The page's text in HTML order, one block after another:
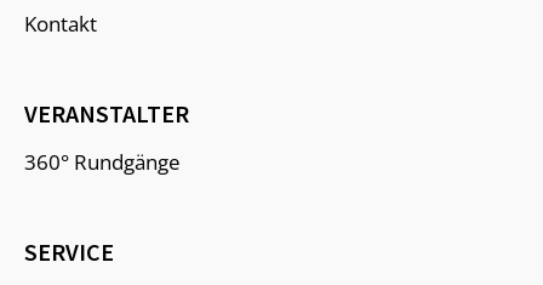
Kontakt
VERANSTALTER
360° Rundgänge
SERVICE